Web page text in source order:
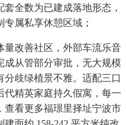
全数为已建成落地形态，
属私享休憩区域；
改善社区，外部车流乐音
成从管部分审批，无大规模
歧绿植景不雅。适配三口
代精英家庭持久假寓，每一
查看更多福璟里择址宁波市